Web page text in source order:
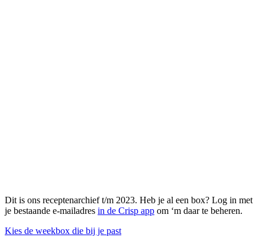
Dit is ons receptenarchief t/m 2023. Heb je al een box? Log in met
je bestaande e-mailadres in de Crisp app om ‘m daar te beheren.
Kies de weekbox die bij je past